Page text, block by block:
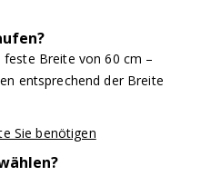
feste Breite von 60 cm –
entsprechend der Breite
Sie benötigen